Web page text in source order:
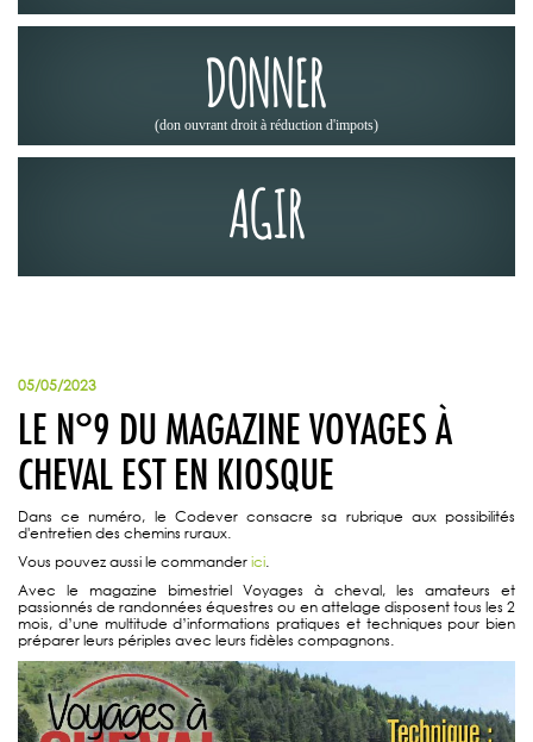
DONNER
(don ouvrant droit à réduction d'impots)
AGIR
05/05/2023
LE N°9 DU MAGAZINE VOYAGES À
CHEVAL EST EN KIOSQUE
Dans ce numéro, le Codever consacre sa rubrique aux possibilités
d'entretien des chemins ruraux.
Vous pouvez aussi le commanderici.
Avec le magazine bimestriel Voyages à cheval, les amateurs et
passionnés de randonnées équestres ou en attelage disposent tous les 2
mois, d’une multitude d’informations pratiques et techniques pour bien
préparer leurs périples avec leurs fidèles compagnons.